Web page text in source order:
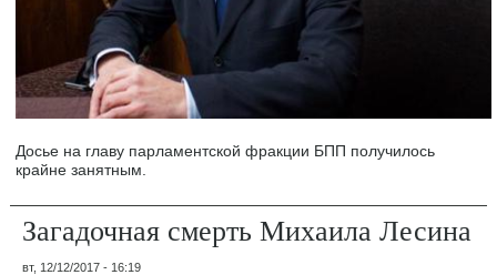
Досье на главу парламентской фракции БПП получилось
крайне занятным.
Загадочная смерть Михаила Лесина
вт, 12/12/2017 - 16:19